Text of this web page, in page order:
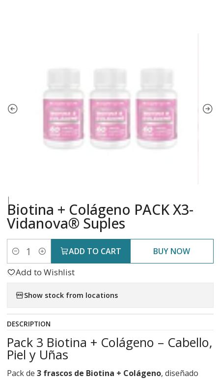
|
Biotina + Colágeno PACK X3-
Vidanova® Suples
Quantity ADD TO CART BUY NOW
Add to Wishlist
Show stock from locations
DESCRIPTION
Pack 3 Biotina + Colágeno – Cabello,
Piel y Uñas
Pack de 3 frascos de Biotina + Colágeno, diseñado